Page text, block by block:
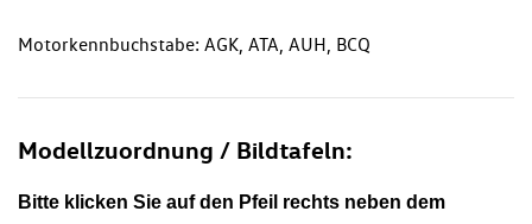
Motorkennbuchstabe: AGK, ATA, AUH, BCQ
Modellzuordnung / Bildtafeln:
Bitte klicken Sie auf den Pfeil rechts neben dem